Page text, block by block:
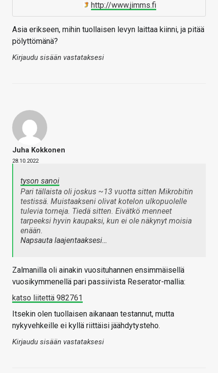
http://www.jimms.fi
Asia erikseen, mihin tuollaisen levyn laittaa kiinni, ja pitää
pölyttömänä?
Kirjaudu sisään vastataksesi
Juha Kokkonen
28.10.2022
tyson sanoi
Pari tällaista oli joskus ~13 vuotta sitten Mikrobitin
testissä. Muistaakseni olivat kotelon ulkopuolelle
tulevia torneja. Tiedä sitten. Eivätkö menneet
tarpeeksi hyvin kaupaksi, kun ei ole näkynyt moisia
enään.
Napsauta laajentaaksesi…
Zalmanilla oli ainakin vuosituhannen ensimmäisellä
vuosikymmenellä pari passiivista Reserator-mallia:
katso liitettä 982761
Itsekin olen tuollaisen aikanaan testannut, mutta
nykyvehkeille ei kyllä riittäisi jäähdytysteho.
Kirjaudu sisään vastataksesi